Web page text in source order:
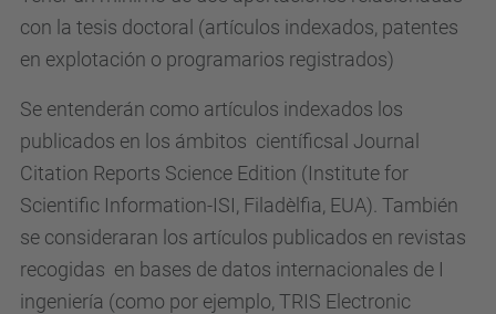
con la tesis doctoral (artículos indexados, patentes
en explotación o programarios registrados)
Se entenderán como artículos indexados los
publicados en los ámbitos científicsal Journal
Citation Reports Science Edition (Institute for
Scientific Information-ISI, Filadèlfia, EUA). También
se consideraran los artículos publicados en revistas
recogidas en bases de datos internacionales de I
ingeniería (como por ejemplo, TRIS Electronic